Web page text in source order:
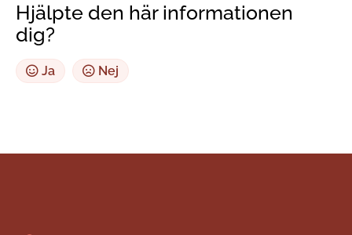
Hjälpte den här informationen
dig?
Ja Nej